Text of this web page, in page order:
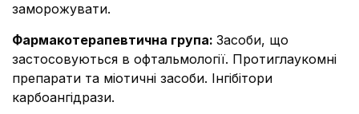
заморожувати.
Фармакотерапевтична група: Засоби, що
застосовуються в офтальмології. Протиглаукомні
препарати та міотичні засоби. Інгібітори
карбоангідрази.